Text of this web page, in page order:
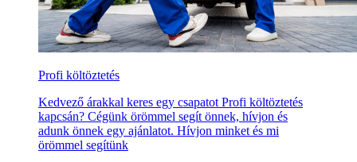
Profi költöztetés
Kedvező árakkal keres egy csapatot Profi költöztetés
kapcsán? Cégünk örömmel segít önnek, hívjon és
adunk önnek egy ajánlatot. Hívjon minket és mi
örömmel segítünk